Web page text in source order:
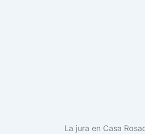
La jura en Casa